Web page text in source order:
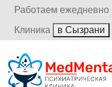
Работаем ежедневно
Клиника
в Сызрани